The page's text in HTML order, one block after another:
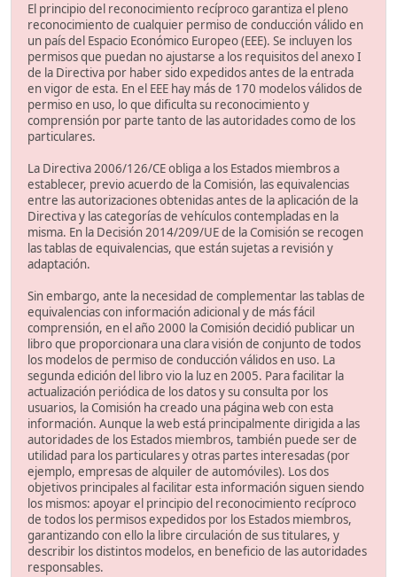
El principio del reconocimiento recíproco garantiza el pleno
reconocimiento de cualquier permiso de conducción válido en
un país del Espacio Económico Europeo (EEE). Se incluyen los
permisos que puedan no ajustarse a los requisitos del anexo I
de la Directiva por haber sido expedidos antes de la entrada
en vigor de esta. En el EEE hay más de 170 modelos válidos de
permiso en uso, lo que dificulta su reconocimiento y
comprensión por parte tanto de las autoridades como de los
particulares.
La Directiva 2006/126/CE obliga a los Estados miembros a
establecer, previo acuerdo de la Comisión, las equivalencias
entre las autorizaciones obtenidas antes de la aplicación de la
Directiva y las categorías de vehículos contempladas en la
misma. En la Decisión 2014/209/UE de la Comisión se recogen
las tablas de equivalencias, que están sujetas a revisión y
adaptación.
Sin embargo, ante la necesidad de complementar las tablas de
equivalencias con información adicional y de más fácil
comprensión, en el año 2000 la Comisión decidió publicar un
libro que proporcionara una clara visión de conjunto de todos
los modelos de permiso de conducción válidos en uso. La
segunda edición del libro vio la luz en 2005. Para facilitar la
actualización periódica de los datos y su consulta por los
usuarios, la Comisión ha creado una página web con esta
información. Aunque la web está principalmente dirigida a las
autoridades de los Estados miembros, también puede ser de
utilidad para los particulares y otras partes interesadas (por
ejemplo, empresas de alquiler de automóviles). Los dos
objetivos principales al facilitar esta información siguen siendo
los mismos: apoyar el principio del reconocimiento recíproco
de todos los permisos expedidos por los Estados miembros,
garantizando con ello la libre circulación de sus titulares, y
describir los distintos modelos, en beneficio de las autoridades
responsables.